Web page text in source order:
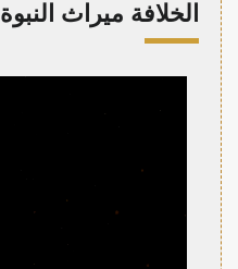
الخلافة ميراث النبوة